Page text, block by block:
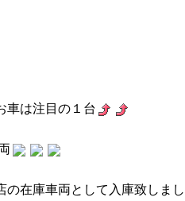
車は注目の１台
の在庫車両として入庫致しまし